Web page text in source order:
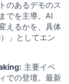
のあるデモのス
でを主導。AI
えるかを、具体
」としてエン
主要イベ
での登壇。最新